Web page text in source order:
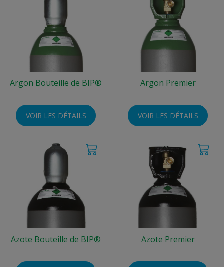
Argon Bouteille de BIP®
VOIR LES DÉTAILS
Argon Premier
VOIR LES DÉTAILS
Azote Bouteille de BIP® Azote Premier